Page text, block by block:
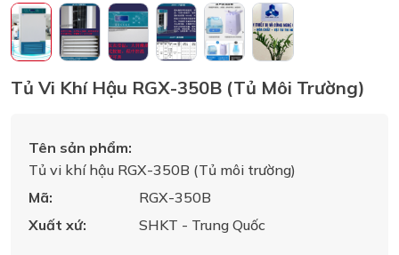
Tủ Vi Khí Hậu RGX-350B (Tủ Môi Trường)
Tên sản phẩm:
Tủ vi khí hậu RGX-350B (Tủ môi trường)
Mã:
RGX-350B
Xuất xứ:
SHKT - Trung Quốc